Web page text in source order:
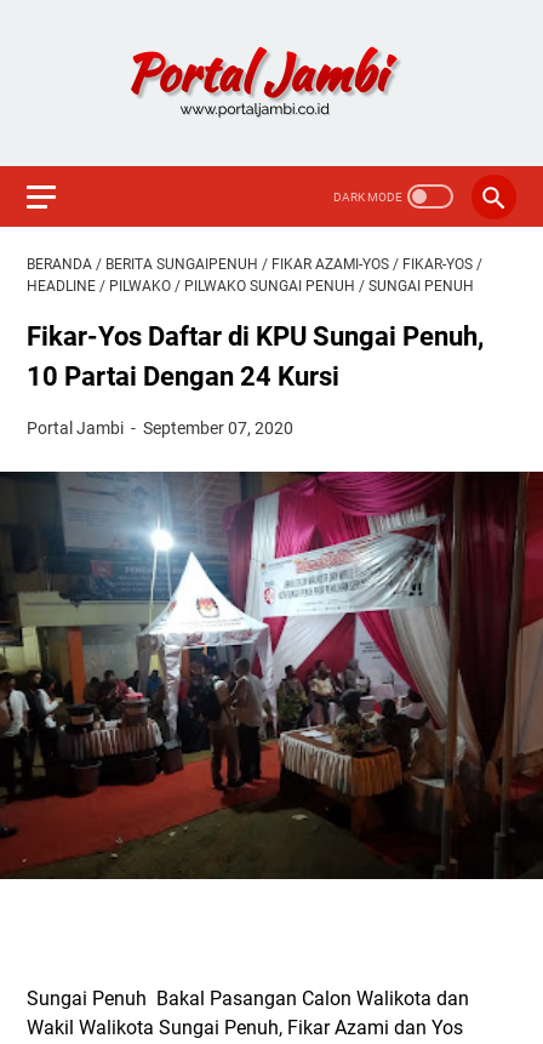
BERANDA / BERITA SUNGAIPENUH / FIKAR AZAMI-YOS / FIKAR-YOS /
HEADLINE / PILWAKO / PILWAKO SUNGAI PENUH / SUNGAI PENUH
Fikar-Yos Daftar di KPU Sungai Penuh,
10 Partai Dengan 24 Kursi
Portal Jambi September 07, 2020
Sungai Penuh Bakal Pasangan Calon Walikota dan
Wakil Walikota Sungai Penuh, Fikar Azami dan Yos